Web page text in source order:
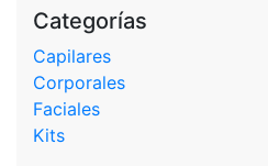
Categorías
Capilares
Corporales
Faciales
Kits